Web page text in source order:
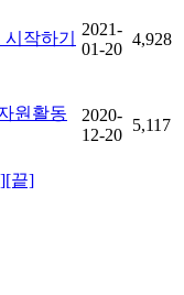
작하기
2021-
01-20
4,928
원활동
2020-
12-20
5,117
[끝]